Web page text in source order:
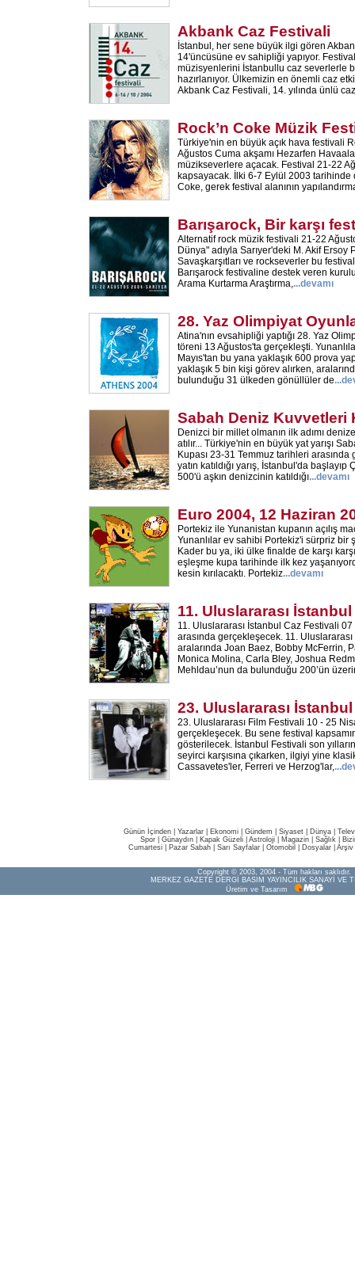
Akbank Caz Festivali
İstanbul, her sene büyük ilgi gören
14'üncüsüne ev sahipliği yapıyor.
müzisyenlerini İstanbullu caz severlerle
hazırlanıyor. Ülkemizin en önemli caz
Akbank Caz Festivali, 14. yılında ünlü caz
Rock’n Coke Müzik
Türkiye'nin en büyük açık hava festivali
Ağustos Cuma akşamı Hezarfen
müzikseverlere açacak. Festival 21-22
kapsayacak. İlki 6-7 Eylül 2003
Coke, gerek festival alanının
Barışarock, Bir karşı
Alternatif rock müzik festivali 21-22
Dünya" adıyla Sarıyer'deki M. Akif Ersoy
Savaşkarşıtları ve rockseverler bu
Barışarock festivaline destek veren
Arama Kurtarma Araştırma,...devamı
28. Yaz Olimpiyat
Atina'nın evsahipliği yaptığı 28. Yaz
töreni 13 Ağustos'ta gerçekleşti.
Mayıs'tan bu yana yaklaşık 600 prova
yaklaşık 5 bin kişi görev alırken,
bulunduğu 31 ülkeden gönüllüler de...
Sabah Deniz Kuvvetleri
Denizci bir millet olmanın ilk adımı
atılır... Türkiye'nin en büyük yat yarışı
Kupası 23-31 Temmuz tarihleri arasında
yatın katıldığı yarış, İstanbul'da
500'ü aşkın denizcinin katıldığı...devamı
Euro 2004, 12 Haziran
Portekiz ile Yunanistan kupanın açılış
Yunanlılar ev sahibi Portekiz'i sürpriz bir
Kader bu ya, iki ülke finalde de karşı
eşleşme kupa tarihinde ilk kez
kesin kırılacaktı. Portekiz...devamı
11. Uluslararası
11. Uluslararası İstanbul Caz Festivali
arasında gerçekleşecek. 11.
aralarında Joan Baez, Bobby McFerrin,
Monica Molina, Carla Bley, Joshua
Mehldau’nun da bulunduğu 200’ün
23. Uluslararası
23. Uluslararası Film Festivali 10 - 25
gerçekleşecek. Bu sene festival
gösterilecek. İstanbul Festivali son
seyirci karşısına çıkarken, ilgiyi yine
Cassavetes'ler, Ferreri ve Herzog'lar,...
Günün İçinden Yazarlar Ekonomi Gündem Siyaset Dünya |
Spor
Günaydın Kapak Güzeli Astroloji Magazin Sağlık
Cumartesi
Pazar Sabah Sarı Sayfalar Otomobil Dosyalar Arşiv
Copyright © 2003, 2004 - Tüm hakları saklıdır.
MERKEZ GAZETE DERGİ BASIM YAYINCILIK SANAYİ VE
Üretim ve Tasarım